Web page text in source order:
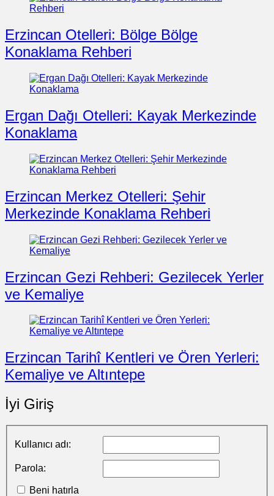
Erzincan Otelleri: Bölge Bölge
Konaklama Rehberi
Ergan Dağı Otelleri: Kayak Merkezinde
Konaklama
Erzincan Merkez Otelleri: Şehir
Merkezinde Konaklama Rehberi
Erzincan Gezi Rehberi: Gezilecek Yerler
ve Kemaliye
Erzincan Tarihî Kentleri ve Ören Yerleri:
Kemaliye ve Altıntepe
İyi Giriş
Kullanıcı adı:
Parola:
Beni hatırla